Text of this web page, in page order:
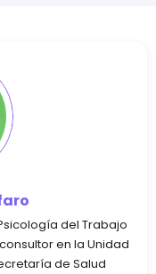
del Trabajo
en la Unidad
de Salud